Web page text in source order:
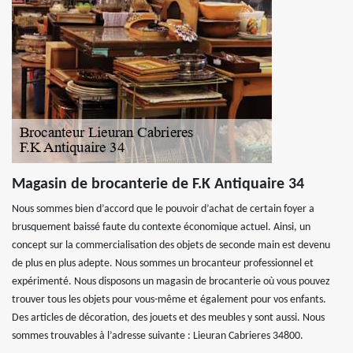
Magasin de brocanterie de F.K Antiquaire 34
Nous sommes bien d’accord que le pouvoir d’achat de certain foyer a
brusquement baissé faute du contexte économique actuel. Ainsi, un
concept sur la commercialisation des objets de seconde main est devenu
de plus en plus adepte. Nous sommes un brocanteur professionnel et
expérimenté. Nous disposons un magasin de brocanterie où vous pouvez
trouver tous les objets pour vous-même et également pour vos enfants.
Des articles de décoration, des jouets et des meubles y sont aussi. Nous
sommes trouvables à l’adresse suivante : Lieuran Cabrieres 34800.